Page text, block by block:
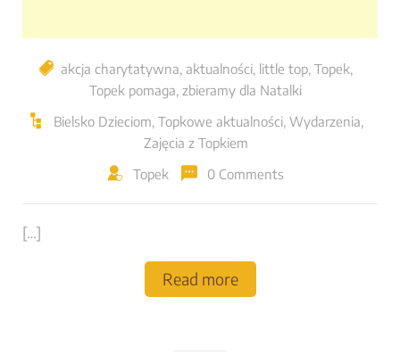
akcja charytatywna, aktualności, little top, Topek,
Topek pomaga, zbieramy dla Natalki
Bielsko Dzieciom, Topkowe aktualności, Wydarzenia,
Zajęcia z Topkiem
Topek
0 Comments
[…]
Read more